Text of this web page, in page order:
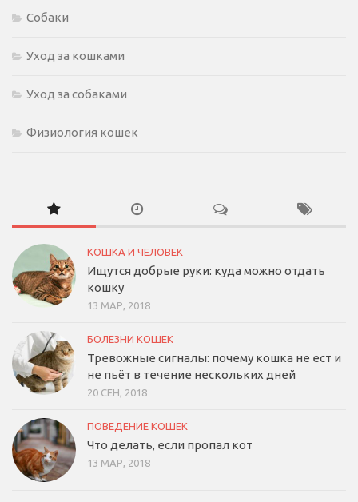
Собаки
Уход за кошками
Уход за собаками
Физиология кошек
КОШКА И ЧЕЛОВЕК
Ищутся добрые руки: куда можно отдать
кошку
13 МАР, 2018
БОЛЕЗНИ КОШЕК
Тревожные сигналы: почему кошка не ест и
не пьёт в течение нескольких дней
20 СЕН, 2018
ПОВЕДЕНИЕ КОШЕК
Что делать, если пропал кот
13 МАР, 2018